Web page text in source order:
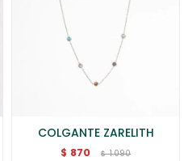
COLGANTE ZARELITH
$ 870 $ 1.090